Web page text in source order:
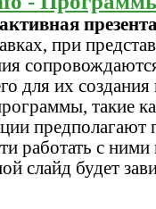
при
для их
такие
предполагают
работать с ними
слайд будет